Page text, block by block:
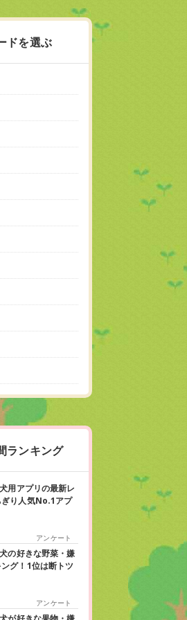
ドを選ぶ
ランキング
用アプリの最新レ
り人気No.1アプ
アンケート
の好きな野菜・嫌
グ！1位は断トツ
アンケート